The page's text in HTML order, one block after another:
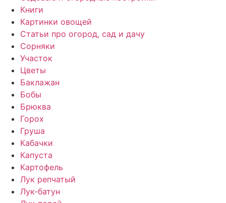
Книги
Картинки овощей
Статьи про огород, сад и дачу
Сорняки
Участок
Цветы
Баклажан
Бобы
Брюква
Горох
Груша
Кабачки
Капуста
Картофель
Лук репчатый
Лук-батун